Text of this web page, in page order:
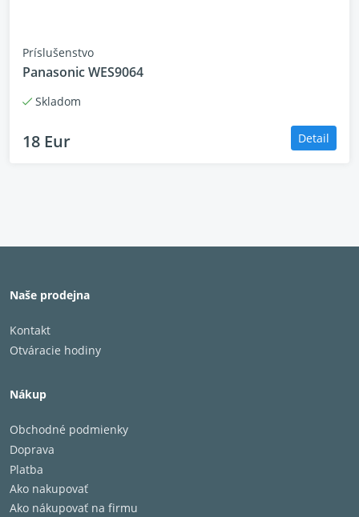
Príslušenstvo
Panasonic WES9064
Skladom
18 Eur Detail
Naše prodejna
Kontakt
Otváracie hodiny
Nákup
Obchodné podmienky
Doprava
Platba
Ako nakupovať
Ako nákupovať na firmu